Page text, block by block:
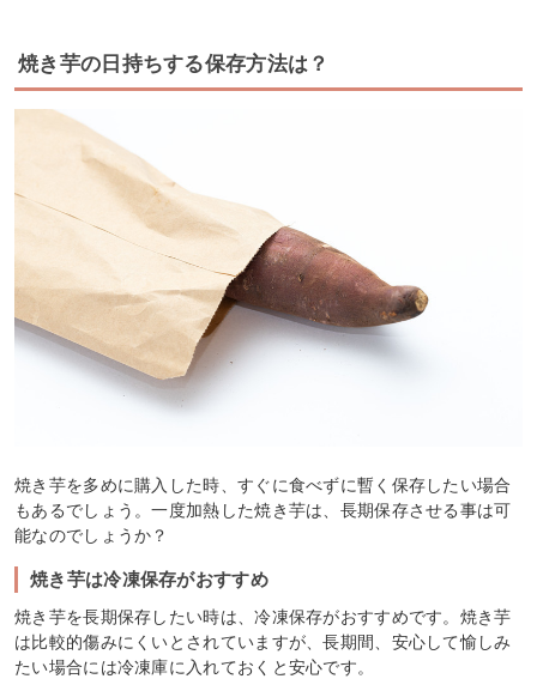
焼き芋の日持ちする保存方法は？
焼き芋を多めに購入した時、すぐに食べずに暫く保存したい場合
もあるでしょう。一度加熱した焼き芋は、長期保存させる事は可
能なのでしょうか？
焼き芋は冷凍保存がおすすめ
焼き芋を長期保存したい時は、冷凍保存がおすすめです。焼き芋
は比較的傷みにくいとされていますが、長期間、安心して愉しみ
たい場合には冷凍庫に入れておくと安心です。